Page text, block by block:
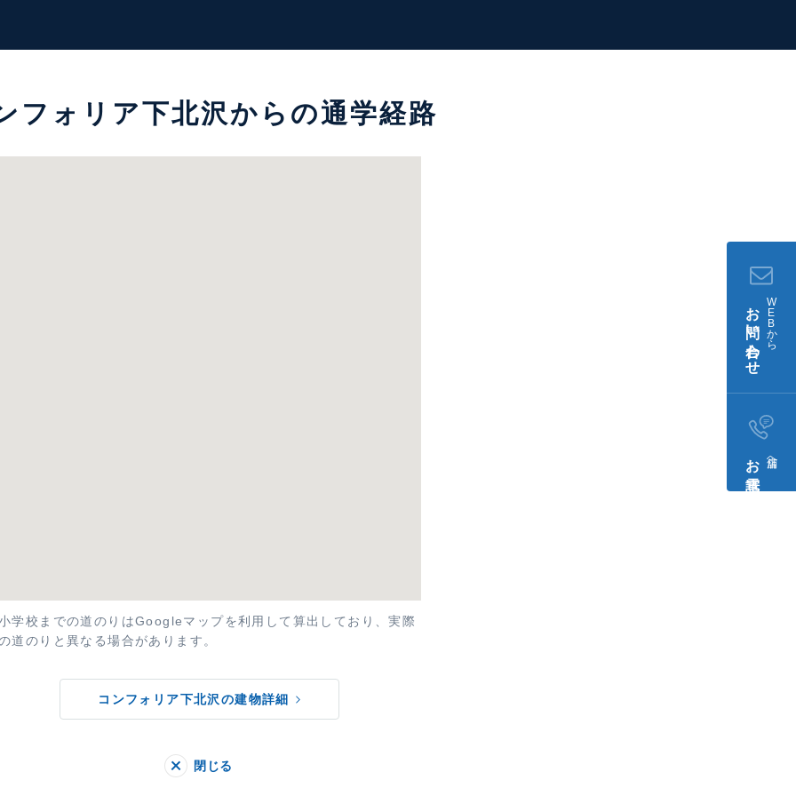
フォリア下北沢からの通学経路
学校までの道のりはGoogleマップを利用して算出しており、実際
道のりと異なる場合があります。
コンフォリア下北沢の建物詳細
閉じる
W
E
B
か
ら
お問い合わせ
店舗へ
お電話​